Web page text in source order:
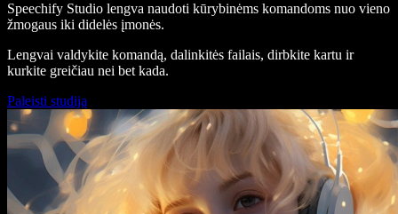
Speechify Studio lengva naudoti kūrybinėms komandoms nuo vieno
žmogaus iki didelės įmonės.
Lengvai valdykite komandą, dalinkitės failais, dirbkite kartu ir
kurkite greičiau nei bet kada.
Paleisti studiją